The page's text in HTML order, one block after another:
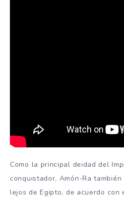
Como la principal deidad del
conquistador, Amón-Ra
lejos de Egipto, de acuerdo con